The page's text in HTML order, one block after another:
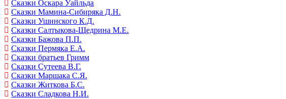
Сказки Оскара Уайльда
Сказки Мамина-Сибиряка Д.Н.
Сказки Ушинского К.Д.
Сказки Салтыкова-Щедрина М.Е.
Сказки Бажова П.П.
Сказки Пермяка Е.А.
Сказки братьев Гримм
Сказки Сутеева В.Г.
Сказки Маршака С.Я.
Сказки Житкова Б.С.
Сказки Сладкова Н.И.